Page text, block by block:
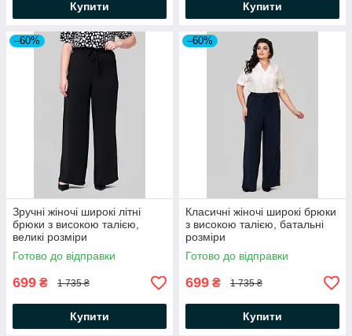
Купити Купити
–60%
Зручні жіночі широкі літні
брюки з високою талією,
великі розміри
Готово до відправки
699 ₴ 1 735 ₴
Купити
–60%
Класичні жіночі широкі брюки
з високою талією, батальні
розміри
Готово до відправки
699 ₴ 1 735 ₴
Купити